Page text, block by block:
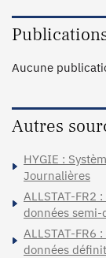
Aucune
Autres
HYGIE :
Journalières
ALLSTAT-FR2
données
ALLSTAT-FR6
données